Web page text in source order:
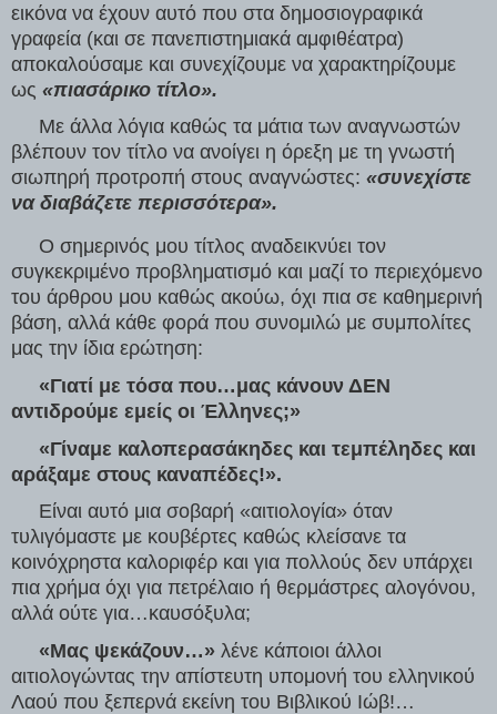
εικόνα να έχουν αυτό που στα δημοσιογραφικά
γραφεία (και σε πανεπιστημιακά αμφιθέατρα)
αποκαλούσαμε και συνεχίζουμε να χαρακτηρίζουμε
ως «πιασάρικο τίτλο».
Με άλλα λόγια καθώς τα μάτια των αναγνωστών
βλέπουν τον τίτλο να ανοίγει η όρεξη με τη γνωστή
σιωπηρή προτροπή στους αναγνώστες: «συνεχίστε
να διαβάζετε περισσότερα».
Ο σημερινός μου τίτλος αναδεικνύει τον
συγκεκριμένο προβληματισμό και μαζί το περιεχόμενο
του άρθρου μου καθώς ακούω, όχι πια σε καθημερινή
βάση, αλλά κάθε φορά που συνομιλώ με συμπολίτες
μας την ίδια ερώτηση:
«Γιατί με τόσα που…μας κάνουν ΔΕΝ
αντιδρούμε εμείς οι Έλληνες;»
«Γίναμε καλοπερασάκηδες και τεμπέληδες και
αράξαμε στους καναπέδες!».
Είναι αυτό μια σοβαρή «αιτιολογία» όταν
τυλιγόμαστε με κουβέρτες καθώς κλείσανε τα
κοινόχρηστα καλοριφέρ και για πολλούς δεν υπάρχει
πια χρήμα όχι για πετρέλαιο ή θερμάστρες αλογόνου,
αλλά ούτε για…καυσόξυλα;
«Μας ψεκάζουν…» λένε κάποιοι άλλοι
αιτιολογώντας την απίστευτη υπομονή του ελληνικού
Λαού που ξεπερνά εκείνη του Βιβλικού Ιώβ!…